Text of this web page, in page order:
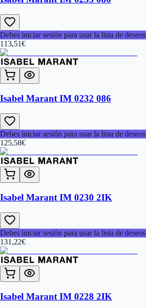
Debes iniciar sesión para usar la lista de deseos
113,51€
Isabel Marant IM 0232 086
Debes iniciar sesión para usar la lista de deseos
125,58€
Isabel Marant IM 0230 2IK
Debes iniciar sesión para usar la lista de deseos
131,22€
Isabel Marant IM 0228 2IK